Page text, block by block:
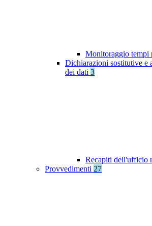
Monitoraggio tempi
Dichiarazioni sostitutive e
dei dati 3
Recapiti dell'ufficio
Provvedimenti 27